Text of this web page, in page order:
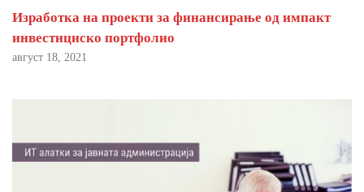
Изработка на проекти за финансирање од импакт
инвестициско портфолио
август 18, 2021